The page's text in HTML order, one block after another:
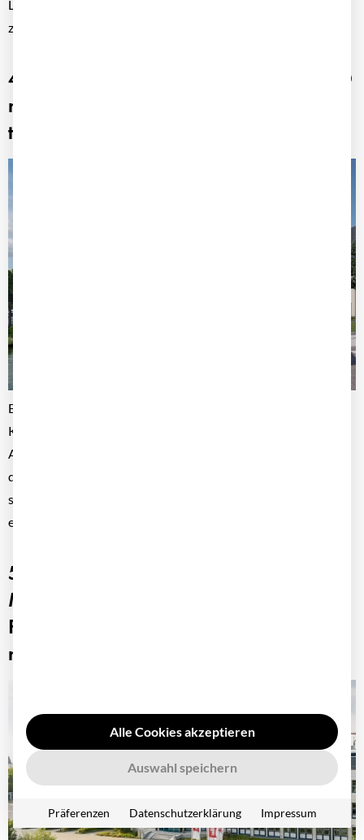
Lösung Fleet+ eingeführt, um Fahrzeuge, Fahrer und Daten
zentral zu verwalten.
450 Fahrzeuge im Fuhrpark: Wie POCO
mit Fleet+ seine Fuhrparkkosten
transparent steuert
Ein wachsender Fuhrpark bringt schnell steigende
Komplexität und unübersichtliche Kostenstrukturen mit sich.
Am Beispiel der POCO Einrichtungsmärkte wird deutlich, wie
die Fuhrparkmanagement Software Fleet+ Transparenz
schafft, Prozesse automatisiert und fundierte Entscheidungen
ermöglicht.
500 Fahrzeuge, ein System: Wie die
Müller Service GmbH ihre
Führerscheinkontrolle mit Carano digital
neu aufgestellt hat
Alle Cookies akzeptieren
Auswahl speichern
Präferenzen Datenschutzerklärung Impressum